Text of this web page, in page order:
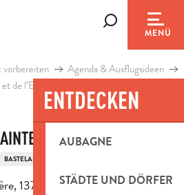
MENÜ
ENTDECKEN
AUBAGNE
STÄDTE UND DÖRFER
Agenda & Ausflugsideen
de l’Etoile
BAUME
BASTELAKTIVITÄTEN
13780 Cuges-les-Pins